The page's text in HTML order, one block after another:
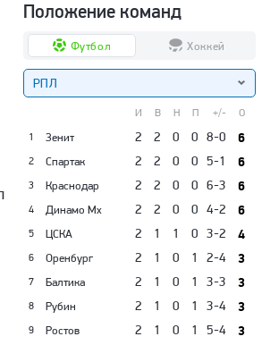
Положение команд
Футбол Хоккей
РПЛ
И В Н П +/-
О
1
Зенит 2 2 0 0 8-0 6
2 Спартак 2 2 0 0 5-1 6
3 Краснодар 2 2 0 0 6-3 6
4 Динамо Мх 2 2 0 0 4-2 6
5 ЦСКА 2 1 1 0 3-2 4
6 Оренбург 2 1 0 1 2-4 3
7 Балтика 2 1 0 1 3-3 3
8 Рубин 2 1 0 1 3-4 3
9 Ростов 2 1 0 1 5-4 3